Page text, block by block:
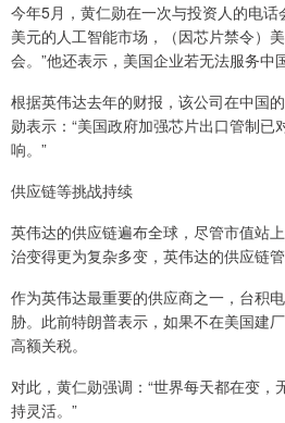
今年5月，黄仁勋在一次与投资人的电话
美元的人工智能市场，（因芯片禁令）
会。”他还表示，美国企业若无法服务中
根据英伟达去年的财报，该公司在中国
勋表示：“美国政府加强芯片出口管制已
响。”
供应链等挑战持续
英伟达的供应链遍布全球，尽管市值站
治变得更为复杂多变，英伟达的供应链管
作为英伟达最重要的供应商之一，台积
胁。此前特朗普表示，如果不在美国建
高额关税。
对此，黄仁勋强调：“世界每天都在变，
持灵活。”